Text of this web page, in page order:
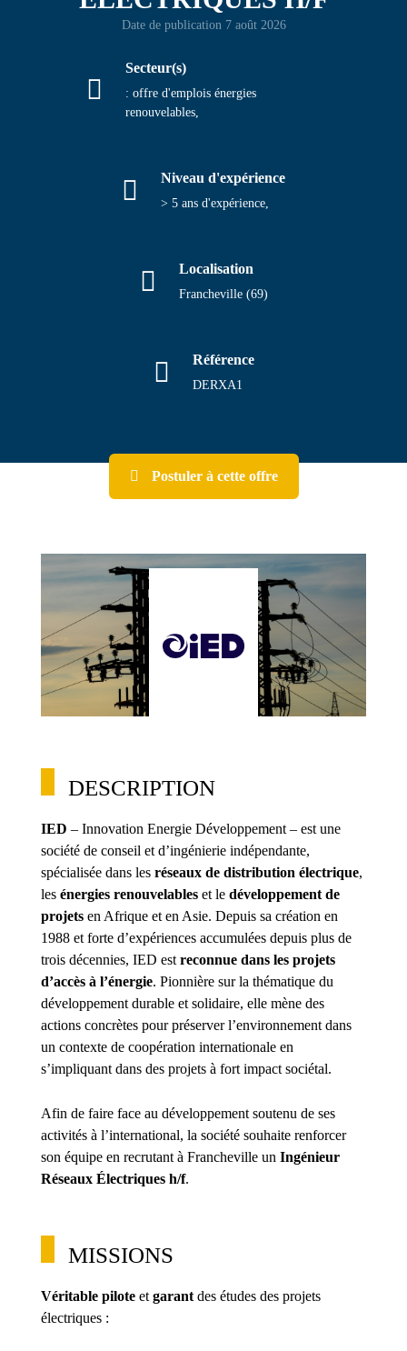
Date de publication 7 août 2026
Secteur(s)
: offre d'emplois énergies
renouvelables,
Niveau d'expérience
> 5 ans d'expérience,
Localisation
Francheville (69)
Référence
DERXA1
Postuler à cette offre
DESCRIPTION
IED – Innovation Energie Développement – est une
société de conseil et d’ingénierie indépendante,
spécialisée dans les réseaux de distribution électrique,
les énergies renouvelables et le développement de
projets en Afrique et en Asie. Depuis sa création en
1988 et forte d’expériences accumulées depuis plus de
trois décennies, IED est reconnue dans les projets
d’accès à l’énergie. Pionnière sur la thématique du
développement durable et solidaire, elle mène des
actions concrètes pour préserver l’environnement dans
un contexte de coopération internationale en
s’impliquant dans des projets à fort impact sociétal.
Afin de faire face au développement soutenu de ses
activités à l’international, la société souhaite renforcer
son équipe en recrutant à Francheville un Ingénieur
Réseaux Électriques h/f.
MISSIONS
Véritable pilote et garant des études des projets
électriques :